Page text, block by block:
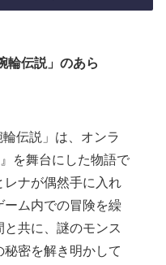
輪伝説」のあら
伝説」は、オンラ
を舞台にした物語で
レナが偶然手に入れ
ーム内での冒険を繰
と共に、謎のモンス
密を解き明かして